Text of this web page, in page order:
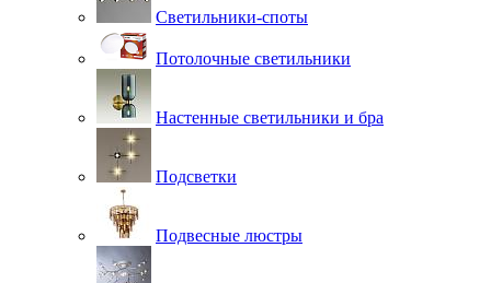
Светильники-споты
Потолочные светильники
Настенные светильники и бра
Подсветки
Подвесные люстры